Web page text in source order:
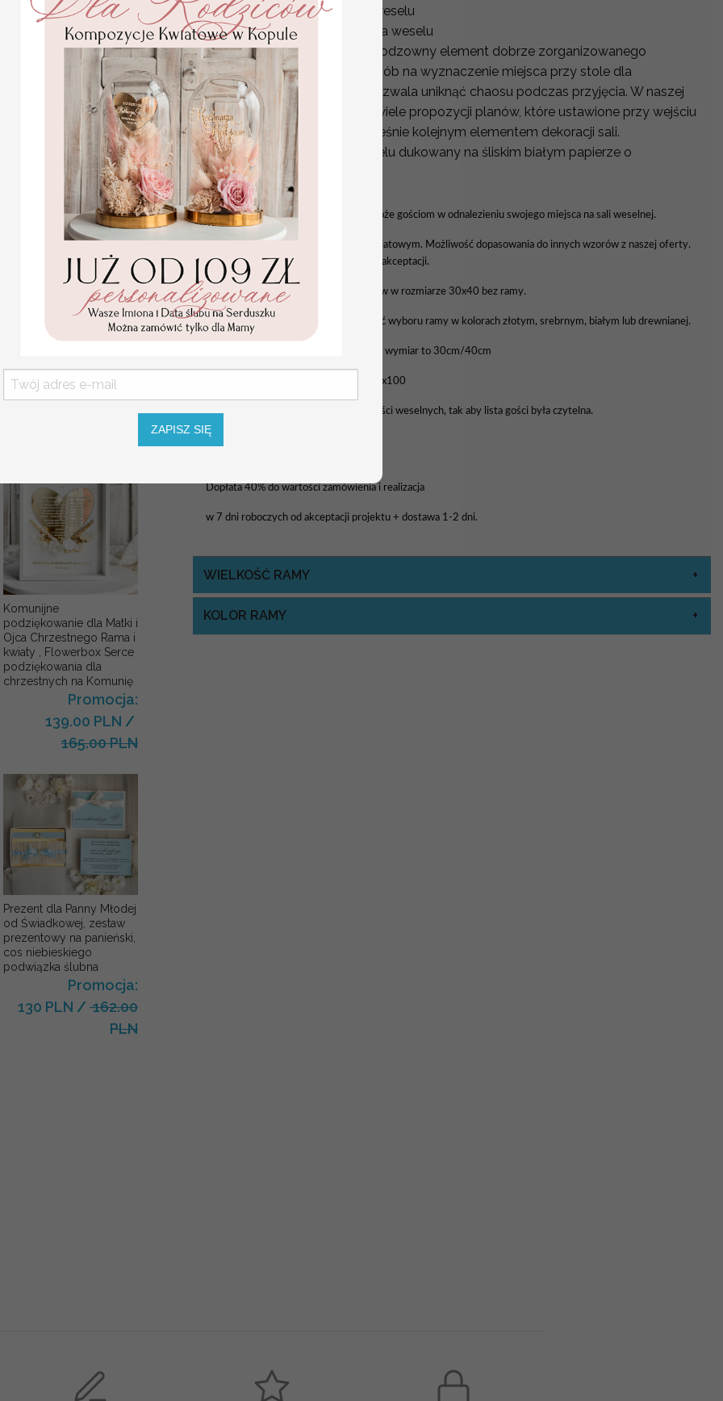
Statuetka pamiątka
Pierwszej Komunii w
personalizowana
Pamiątka Komunijna
Promocja:
85.00 PLN/105.00
Komunijne
podziękowanie dla Matki i
Ojca Chrzestnego Rama i
kwiaty , Flowerbox Serce
podziękowania dla
chrzestnych na Komunię
Promocja:
139.00 PLN /
165.00 PLN
Prezent dla Panny Młodej
od Świadkowej, zestaw
prezentowy na panieński,
cos niebieskiego
podwiązka ślubna
Promocja:
130 PLN / 162.00
PLN
Plansza usadzenia gości na weselu
Tablica z usadzeniem gości na weselu
Plan stołów weselnych to nieodzowny element dobrze zorganizowanego
przyjęcia. Jest to idealny sposób na wyznaczenie miejsca przy stole dla
zaproszonych gości, który pozwala uniknąć chaosu podczas przyjęcia. W naszej
ofercie znajdziecie Państwo wiele propozycji planów, które ustawione przy wejściu
na przyjęcie stają się jednocześnie kolejnym elementem dekoracji sali.
Plan usadzenia gości na Weselu dukowany na śliskim białym papierze o
gramaturze 280 g
PLAN STOŁÓW WESELNYCH
Plan usadzenia gości przy stołach pomoże gościom w odnalezieniu swojego miejsca na sali weselnej.
Plan stołów z unikalnym motywem kwiatowym. Możliwość dopasowania do innych wzorów z naszej oferty.
Projekt jest wysyłany przez grafika do akceptacji.
Cena podstawowa obejmuje plan stołów w rozmiarze 30x40 bez ramy.
Za dodatkową opłatą istnieje możliwość wyboru ramy w kolorach złotym, srebrnym, białym lub drewnianej.
wg kreatora - podstawowy wymiar to 30cm/40cm
Pozostałe wymiary: 40x50, 50x70, 70x100
Rozmiar jest dostosowany do liczby gości weselnych, tak aby lista gości była czytelna.
Dopłata 40% do wartości zamówienia i realizacja
w 7 dni roboczych od akceptacji projektu + dostawa 1-2 dni.
WIELKOŚĆ RAMY
KOLOR RAMY
ZAPISZ SIĘ